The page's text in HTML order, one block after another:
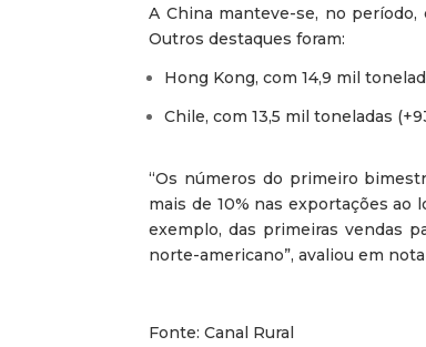
A China manteve-se, no período,
Outros destaques foram:
Hong Kong, com 14,9 mil
Chile, com 13,5 mil toneladas
“Os números do primeiro
mais de 10% nas exportações ao
exemplo, das primeiras vendas
norte-americano”, avaliou em
Fonte: Canal Rural